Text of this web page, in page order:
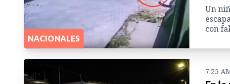
NACIONALES
Un
con
7:25